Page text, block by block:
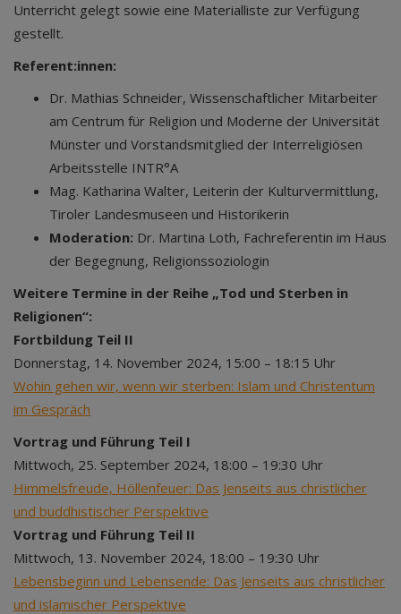
Unterricht gelegt sowie eine Materialliste zur Verfügung
gestellt.
Referent:innen:
Dr. Mathias Schneider, Wissenschaftlicher Mitarbeiter
am Centrum für Religion und Moderne der Universität
Münster und Vorstandsmitglied der Interreligiösen
Arbeitsstelle INTR°A
Mag. Katharina Walter, Leiterin der Kulturvermittlung,
Tiroler Landesmuseen und Historikerin
Moderation: Dr. Martina Loth, Fachreferentin im Haus
der Begegnung, Religionssoziologin
Weitere Termine in der Reihe „Tod und Sterben in
Religionen“:
Fortbildung Teil II
Donnerstag, 14. November 2024, 15:00 – 18:15 Uhr
Wohin gehen wir, wenn wir sterben: Islam und Christentum
im Gespräch
Vortrag und Führung Teil I
Mittwoch, 25. September 2024, 18:00 – 19:30 Uhr
Himmelsfreude, Höllenfeuer: Das Jenseits aus christlicher
und buddhistischer Perspektive
Vortrag und Führung Teil II
Mittwoch, 13. November 2024, 18:00 – 19:30 Uhr
Lebensbeginn und Lebensende: Das Jenseits aus christlicher
und islamischer Perspektive